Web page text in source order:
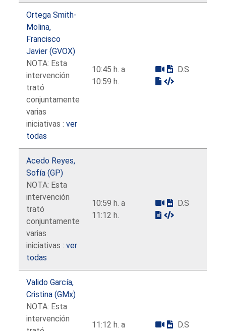
Ortega Smith-
Molina,
Francisco
Javier (GVOX)
NOTA: Esta
intervención
trató
conjuntamente
varias
iniciativas :ver
todas
10:45 h. a
10:59 h.
D.S
Acedo Reyes,
Sofía (GP)
NOTA: Esta
intervención
trató
conjuntamente
varias
iniciativas :ver
todas
10:59 h. a
11:12 h.
D.S
Valido García,
Cristina (GMx)
NOTA: Esta
intervención
11:12 h. a D.S